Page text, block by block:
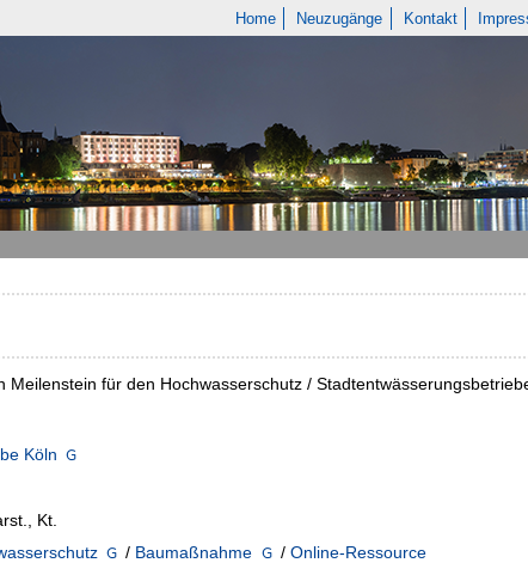
Home Neuzugänge Kontakt
Meilenstein für den Hochwasserschutz /
Köln
Kt.
/ Baumaßnahme / Online-Ressource